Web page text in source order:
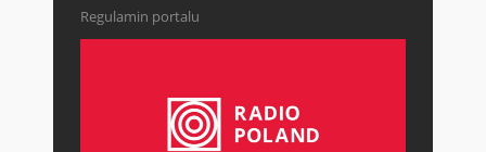
Regulamin portalu